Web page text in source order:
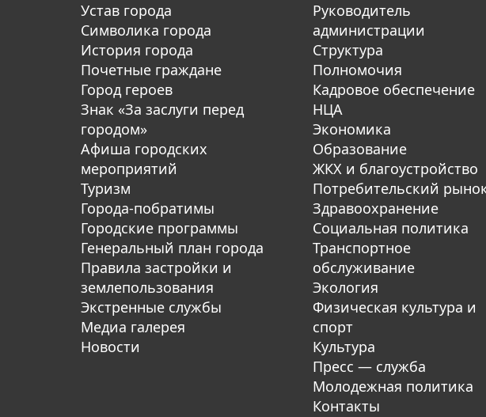
Устав города
Символика города
История города
Почетные граждане
Город героев
Знак «За заслуги перед
городом»
Афиша городских
мероприятий
Туризм
Города-побратимы
Городские программы
Генеральный план города
Правила застройки и
землепользования
Экстренные службы
Медиа галерея
Новости
Руководитель
администрации
Структура
Полномочия
Кадровое обеспечение
НЦА
Экономика
Образование
ЖКХ и благоустройство
Потребительский
Здравоохранение
Социальная политика
Транспортное
обслуживание
Экология
Физическая культура и
спорт
Культура
Пресс — служба
Молодежная политика
Контакты